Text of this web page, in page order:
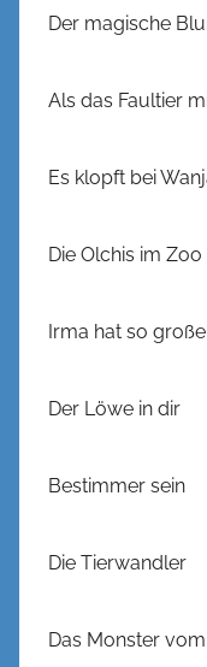
Der magische
Als das Faultier
Es klopft bei
Die Olchis im Zoo
Irma hat so
Der Löwe in dir
Bestimmer sein
Die Tierwandler
Das Monster